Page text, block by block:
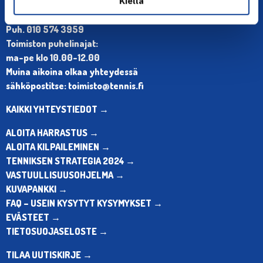
Olympiastadion, Paavo Nurmen tie 1, 00250 Helsinki
Puh. 010 574 3959
Toimiston puhelinajat:
ma-pe klo 10.00-12.00
Muina aikoina olkaa yhteydessä
sähköpostitse: toimisto@tennis.fi
KAIKKI YHTEYSTIEDOT →
ALOITA HARRASTUS →
ALOITA KILPAILEMINEN →
TENNIKSEN STRATEGIA 2024 →
VASTUULLISUUSOHJELMA →
KUVAPANKKI →
FAQ – USEIN KYSYTYT KYSYMYKSET →
EVÄSTEET →
TIETOSUOJASELOSTE →
TILAA UUTISKIRJE →